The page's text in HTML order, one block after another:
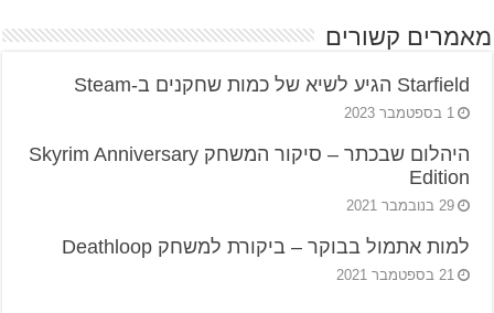
מאמרים קשורים
Starfield הגיע לשיא של כמות שחקנים ב-Steam
1 בספטמבר 2023
היהלום שבכתר – סיקור המשחק Skyrim Anniversary
Edition
29 בנובמבר 2021
למות אתמול בבוקר – ביקורת למשחק Deathloop
21 בספטמבר 2021